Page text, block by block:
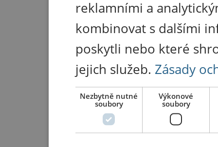
reklamními a
kombinovat s dalšími
poskytli nebo které
jejich služeb. Zásady
Nezbytně nutné
soubory
Výkonové
soubory